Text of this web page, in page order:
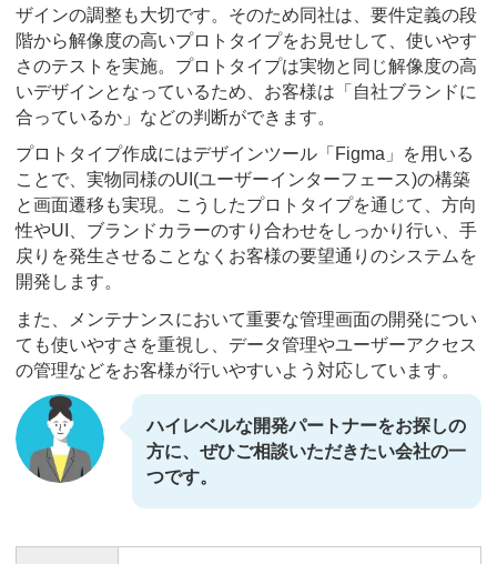
ザインの調整も大切です。そのため同社は、要件定義の段
階から解像度の高いプロトタイプをお見せして、使いやす
さのテストを実施。プロトタイプは実物と同じ解像度の高
いデザインとなっているため、お客様は「自社ブランドに
合っているか」などの判断ができます。
プロトタイプ作成にはデザインツール「Figma」を用いる
ことで、実物同様のUI(ユーザーインターフェース)の構築
と画面遷移も実現。こうしたプロトタイプを通じて、方向
性やUI、ブランドカラーのすり合わせをしっかり行い、手
戻りを発生させることなくお客様の要望通りのシステムを
開発します。
また、メンテナンスにおいて重要な管理画面の開発につい
ても使いやすさを重視し、データ管理やユーザーアクセス
の管理などをお客様が行いやすいよう対応しています。
ハイレベルな開発パートナーをお探しの
方に、ぜひご相談いただきたい会社の一
つです。